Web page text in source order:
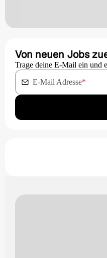
Von neuen Jobs
Trage deine E-Mail ein und
E-Mail Adresse*